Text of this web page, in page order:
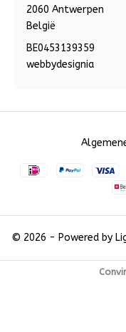
2060 Antwerpen
België
BE0453139359
webbydesignia
© 2026 - Powered by